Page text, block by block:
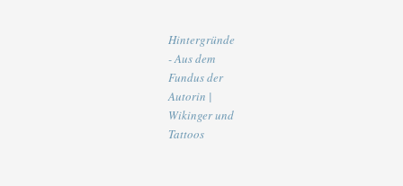
Hintergründe
- Aus dem
Fundus der
Autorin |
Wikinger und
Tattoos